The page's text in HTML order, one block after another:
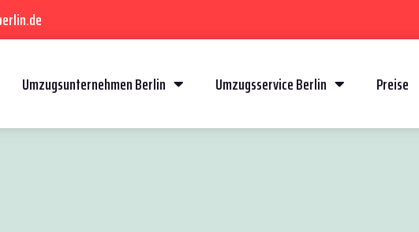
Umzugsunternehmen Berlin Umzugsservice Berlin Preise